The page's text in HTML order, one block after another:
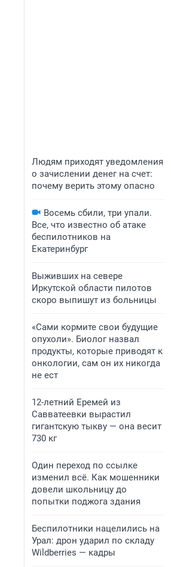
Людям приходят уведомления
о зачислении денег на счет:
почему верить этому опасно
Восемь сбили, три упали.
Все, что известно об атаке
беспилотников на
Екатеринбург
Выживших на севере
Иркутской области пилотов
скоро выпишут из больницы
«Сами кормите свои будущие
опухоли». Биолог назвал
продукты, которые приводят к
онкологии, сам он их никогда
не ест
12-летний Еремей из
Савватеевки вырастил
гигантскую тыкву — она весит
730 кг
Один переход по ссылке
изменил всё. Как мошенники
довели школьницу до
попытки поджога здания
Беспилотники нацелились на
Урал: дрон ударил по складу
Wildberries — кадры